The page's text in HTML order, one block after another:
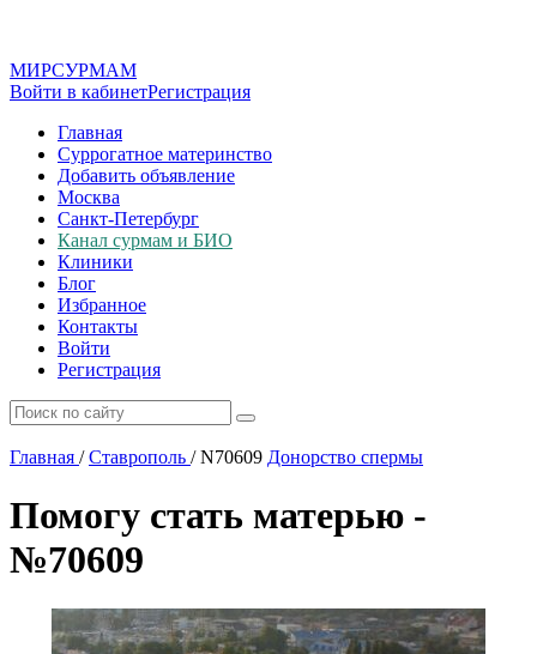
МИРСУРМАМ
Войти в кабинетРегистрация
Главная
Суррогатное материнство
Добавить объявление
Москва
Санкт-Петербург
Канал сурмам и БИО
Клиники
Блог
Избранное
Контакты
Войти
Регистрация
Главная / Ставрополь /N70609 Донорство спермы
Помогу стать матерью -
№70609